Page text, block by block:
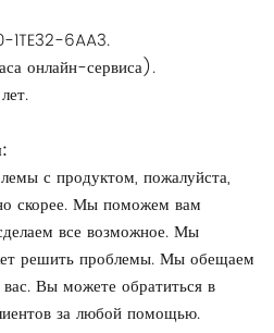
1TE32-6AA3.
онлайн-сервиса).
с продуктом, пожалуйста,
скорее. Мы поможем вам
все возможное. Мы
решить проблемы. Мы обещаем
Вы можете обратиться в
за любой помощью.